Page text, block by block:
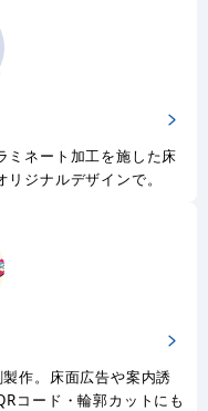
ミネート加工を施した床
ジナルデザインで。
作。床面広告や案内誘
コード・輪郭カットにも